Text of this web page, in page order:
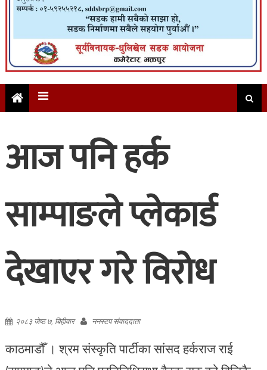
आज पनि हर्क
साम्पाङले प्लेकार्ड
देखाएर गरे विरोध
२०८३ जेष्ठ ७, बिहीवार ननस्टप संवाददाता
काठमाडौँ । श्रम संस्कृति पार्टीका सांसद हर्कराज राई